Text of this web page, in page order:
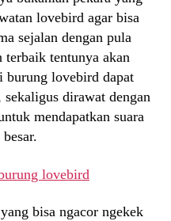
lovebird agar bisa
sejalan dengan pula
terbaik tentunya akan
burung lovebird dapat
dirawat dengan
mendapatkan suara
lovebird
bisa ngacor ngekek